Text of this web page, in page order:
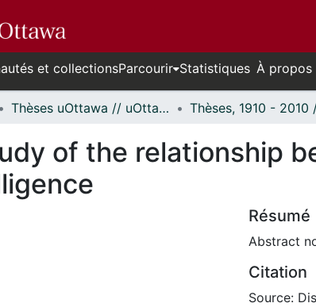
et collectionsParcourir Statistiques À propos
Thèses uOttawa // uOttawa Theses
of the relationship
Résumé
Abstract
Citation
Source: